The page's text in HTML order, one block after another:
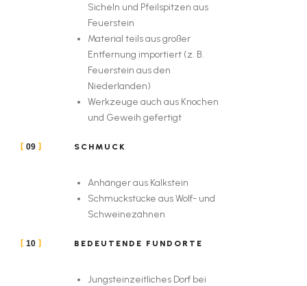
Sicheln und Pfeilspitzen aus
Feuerstein
Material teils aus großer
Entfernung importiert (z. B.
Feuerstein aus den
Niederlanden)
Werkzeuge auch aus Knochen
und Geweih gefertigt
09 SCHMUCK
Anhänger aus Kalkstein
Schmuckstücke aus Wolf- und
Schweinezähnen
10 BEDEUTENDE FUNDORTE
Jungsteinzeitliches Dorf bei